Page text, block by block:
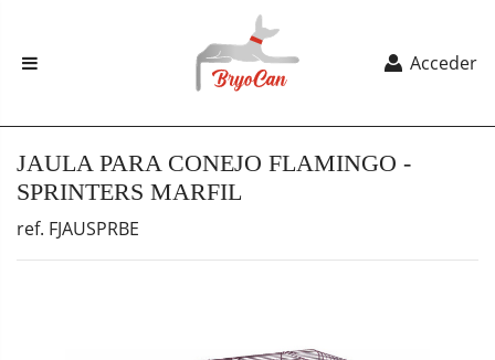
Acceder
JAULA PARA CONEJO FLAMINGO -
SPRINTERS MARFIL
ref. FJAUSPRBE